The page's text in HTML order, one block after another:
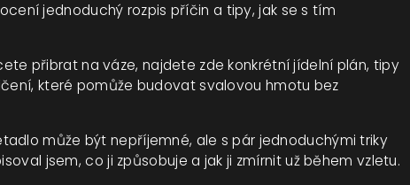
jednoduchý rozpis příčin a tipy, jak se s tím
přibrat na váze, najdete zde konkrétní jídelní plán, tipy
které pomůže budovat svalovou hmotu bez
může být nepříjemné, ale s pár jednoduchými triky
jsem, co ji způsobuje a jak ji zmírnit už během vzletu.